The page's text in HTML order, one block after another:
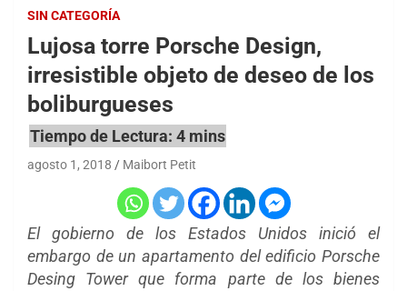
SIN CATEGORÍA
Lujosa torre Porsche Design,
irresistible objeto de deseo de los
boliburgueses
agosto 1, 2018 Maibort Petit
El gobierno de los Estados Unidos inició el
embargo de un apartamento del edificio Porsche
Desing Tower que forma parte de los bienes